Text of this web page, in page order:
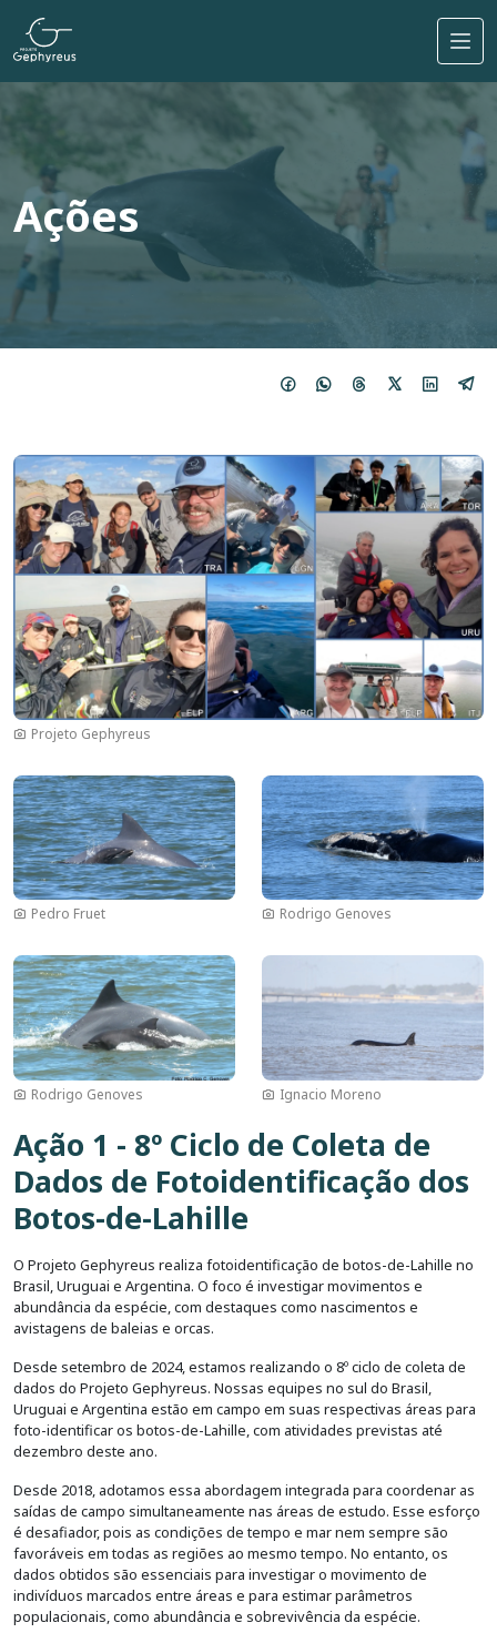
Pular para o conteúdo principal
Ações
Imagem
Projeto Gephyreus
Imagem
Pedro Fruet
Imagem
Rodrigo Genoves
Imagem
Rodrigo Genoves
Imagem
Ignacio Moreno
Ação 1 - 8º Ciclo de Coleta de
Dados de Fotoidentificação dos
Botos-de-Lahille
O Projeto Gephyreus realiza fotoidentificação de botos-de-Lahille no
Brasil, Uruguai e Argentina. O foco é investigar movimentos e
abundância da espécie, com destaques como nascimentos e
avistagens de baleias e orcas.
Desde setembro de 2024, estamos realizando o 8º ciclo de coleta de
dados do Projeto Gephyreus. Nossas equipes no sul do Brasil,
Uruguai e Argentina estão em campo em suas respectivas áreas para
foto-identificar os botos-de-Lahille, com atividades previstas até
dezembro deste ano.
Desde 2018, adotamos essa abordagem integrada para coordenar as
saídas de campo simultaneamente nas áreas de estudo. Esse esforço
é desafiador, pois as condições de tempo e mar nem sempre são
favoráveis em todas as regiões ao mesmo tempo. No entanto, os
dados obtidos são essenciais para investigar o movimento de
indivíduos marcados entre áreas e para estimar parâmetros
populacionais, como abundância e sobrevivência da espécie.